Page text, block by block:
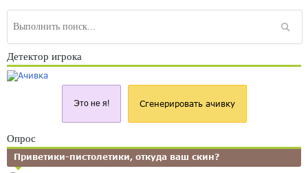
Детектор игрока
Это не я! Сгенерировать ачивку
Опрос
Приветики-пистолетики, откуда ваш скин?